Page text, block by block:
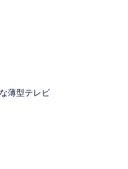
薄型テレビ